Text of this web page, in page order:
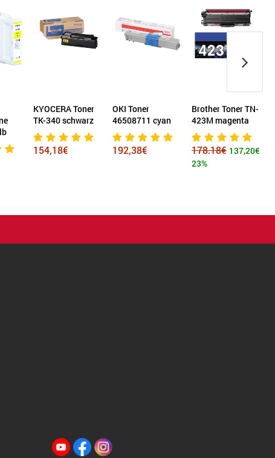
KYOCERA Toner
TK-340 schwarz
154,18€
OKI Toner
46508711 cyan
192,38€
Brother Toner TN-
423M magenta
178.18€ 137,20€
23%